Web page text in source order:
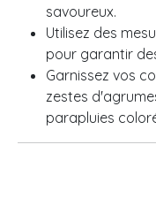
savoureux.
Utilisez des
pour garantir
Garnissez vos
zestes
parapluies